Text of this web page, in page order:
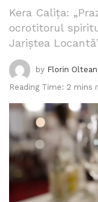
Kera Calița:
ocrotitorul
Jariștea
by Florin
Reading Time: 2 mins